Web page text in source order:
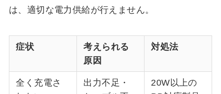
は、適切な電力供給が行えません。
症状
考えられる
原因
対処法
全く充電さ
出力不足・
20W以上の